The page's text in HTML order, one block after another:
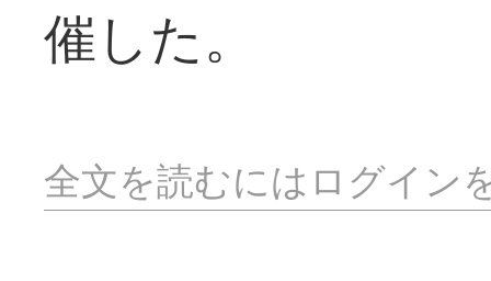
催した。
全文を読むにはログイン